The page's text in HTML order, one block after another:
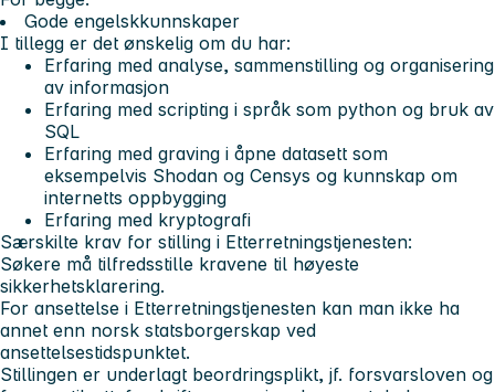
Gode engelskkunnskaper
I tillegg er det ønskelig om du har:
Erfaring med analyse, sammenstilling og organisering
av informasjon
Erfaring med scripting i språk som python og bruk av
SQL
Erfaring med graving i åpne datasett som
eksempelvis Shodan og Censys og kunnskap om
internetts oppbygging
Erfaring med kryptografi
Særskilte krav for stilling i Etterretningstjenesten:
Søkere må tilfredsstille kravene til høyeste
sikkerhetsklarering.
For ansettelse i Etterretningstjenesten kan man ikke ha
annet enn norsk statsborgerskap ved
ansettelsestidspunktet.
Stillingen er underlagt beordringsplikt, jf. forsvarsloven og